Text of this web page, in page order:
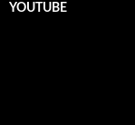
YOUTUBE